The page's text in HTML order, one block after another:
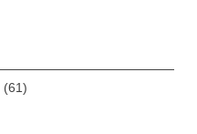
(61)